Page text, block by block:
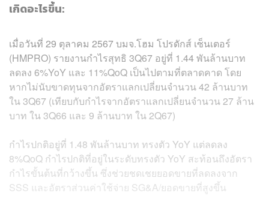
เกิดอะไรขึ้น:
เมื่อวันที่ 29 ตุลาคม 2567 บมจ.โฮม โปรดักส์ เซ็นเตอร์
(HMPRO) รายงานกำไรสุทธิ 3Q67 อยู่ที่ 1.44 พันล้านบาท
ลดลง 6%YoY และ 11%QoQ เป็นไปตามที่ตลาดคาด โดย
หากไม่นับขาดทุนจากอัตราแลกเปลี่ยนจำนวน 42 ล้านบาท
ใน 3Q67 (เทียบกับกำไรจากอัตราแลกเปลี่ยนจำนวน 27 ล้าน
บาท ใน 3Q66 และ 9 ล้านบาท ใน 2Q67)
กำไรปกติอยู่ที่ 1.48 พันล้านบาท ทรงตัว YoY แต่ลดลง
8%QoQ กำไรปกติที่อยู่ในระดับทรงตัว YoY สะท้อนถึงอัตรา
กำไรขั้นต้นที่กว้างขึ้น ซึ่งช่วยชดเชยยอดขายที่ลดลงจาก
SSS และอัตราส่วนค่าใช้จ่าย SG&A/ยอดขายที่สูงขึ้น